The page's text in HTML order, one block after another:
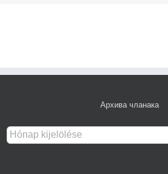
Архива чланака
Архива
чланака